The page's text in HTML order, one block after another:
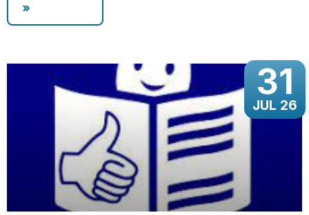
»
31
JUL 26